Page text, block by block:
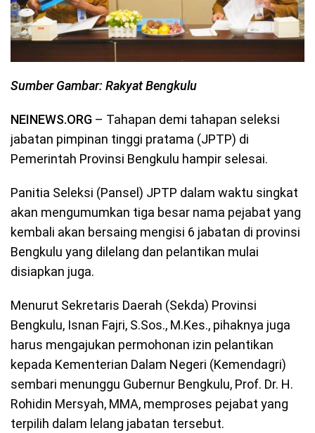
Sumber Gambar: Rakyat Bengkulu
NEINEWS.ORG – Tahapan demi tahapan seleksi
jabatan pimpinan tinggi pratama (JPTP) di
Pemerintah Provinsi Bengkulu hampir selesai.
Panitia Seleksi (Pansel) JPTP dalam waktu singkat
akan mengumumkan tiga besar nama pejabat yang
kembali akan bersaing mengisi 6 jabatan di provinsi
Bengkulu yang dilelang dan pelantikan mulai
disiapkan juga.
Menurut Sekretaris Daerah (Sekda) Provinsi
Bengkulu, Isnan Fajri, S.Sos., M.Kes., pihaknya juga
harus mengajukan permohonan izin pelantikan
kepada Kementerian Dalam Negeri (Kemendagri)
sembari menunggu Gubernur Bengkulu, Prof. Dr. H.
Rohidin Mersyah, MMA, memproses pejabat yang
terpilih dalam lelang jabatan tersebut.